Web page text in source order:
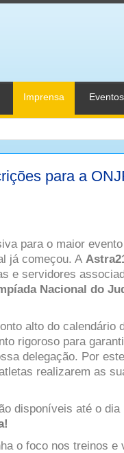
Imprensa Eventos
para a
para o maior
já começou. A
e servidores
Nacional do
alto do calendário
rigoroso para
delegação. Por
realizarem as
disponíveis até o dia
!
o foco nos treinos e